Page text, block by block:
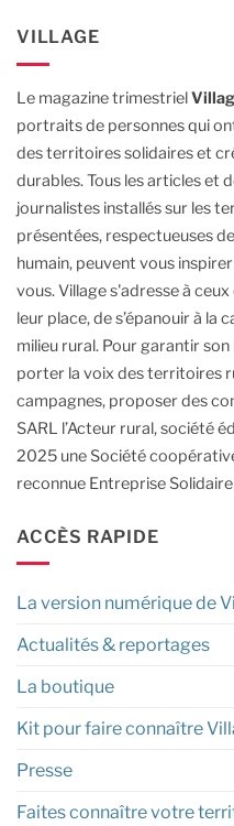
VILLAGE
Le magazine trimestriel
portraits de personnes qui
des territoires solidaires et
durables.Tous les articles et
journalistes installés sur les
présentées, respectueuses
humain, peuvent vous
vous.Village s'adresse à
leur place, de s’épanouir à la
milieu rural. Pour garantir
porter la voix des territoires
campagnes, proposer des
SARL l’Acteur rural, société
2025 une Société
reconnue Entreprise
ACCÈS RAPIDE
La version numérique de
Actualités & reportages
La boutique
Kit pour faire connaître
Presse
Faites connaître votre